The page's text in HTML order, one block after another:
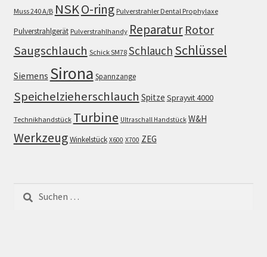
Muss 240 A/B NSKO-ring Pulverstrahler Dental Prophylaxe
Pulverstrahlgerät Pulverstrahlhandy Reparatur Rotor
Saugschlauch Schick SM78 Schlauch Schlüssel
Siemens Sirona Spannzange
Speichelzieherschlauch Spitze Sprayvit 4000
Technikhandstück Turbine Ultraschall Handstück W&H
WerkzeugWinkelstück X600 X700 ZEG
nach: